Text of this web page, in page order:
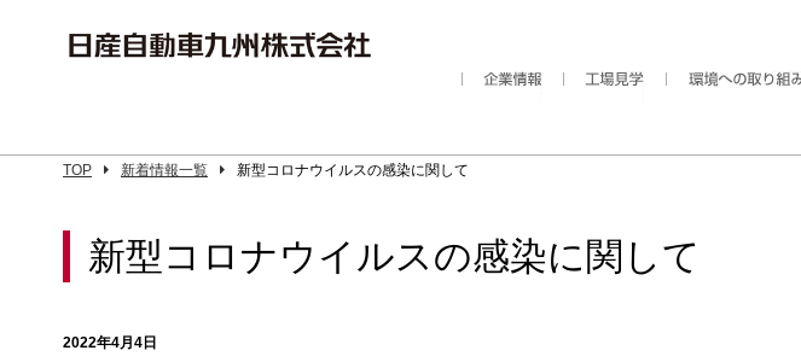
TOP 新着情報一覧 新型コロナウイルスの感染に関して
新型コロナウイルスの感染に関して
2022年4月4日